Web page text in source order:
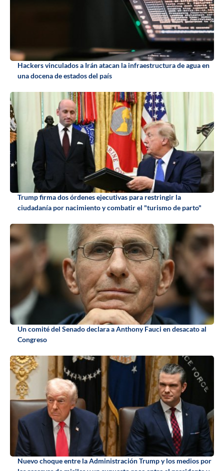
Hackers vinculados a Irán atacan la infraestructura de agua en
una docena de estados del país
Trump firma dos órdenes ejecutivas para restringir la
ciudadanía por nacimiento y combatir el "turismo de parto"
Un comité del Senado declara a Anthony Fauci en desacato al
Congreso
Nuevo choque entre la Administración Trump y los medios por